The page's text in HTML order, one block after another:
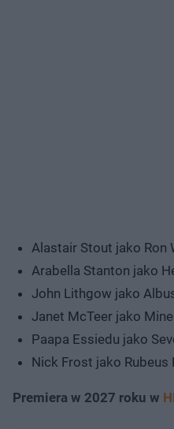
Alastair Stout jako Ron
Arabella Stanton jako
John Lithgow jako
Janet McTeer jako
Paapa Essiedu jako
Nick Frost jako Rubeus
Premiera w 2027 roku w